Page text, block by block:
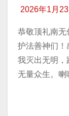
2026年1月
恭敬顶礼南无
护法善神们！
我灭出无明，
无量众生。喇